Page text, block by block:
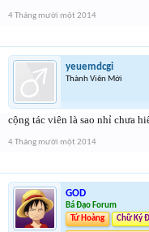
4 Tháng mười một 2014
yeuemdcgi
Thành Viên Mới
cộng tác viên là sao nhỉ chưa
4 Tháng mười một 2014
GOD
Bá Đạo Forum
Tứ Hoàng
Chữ Ký